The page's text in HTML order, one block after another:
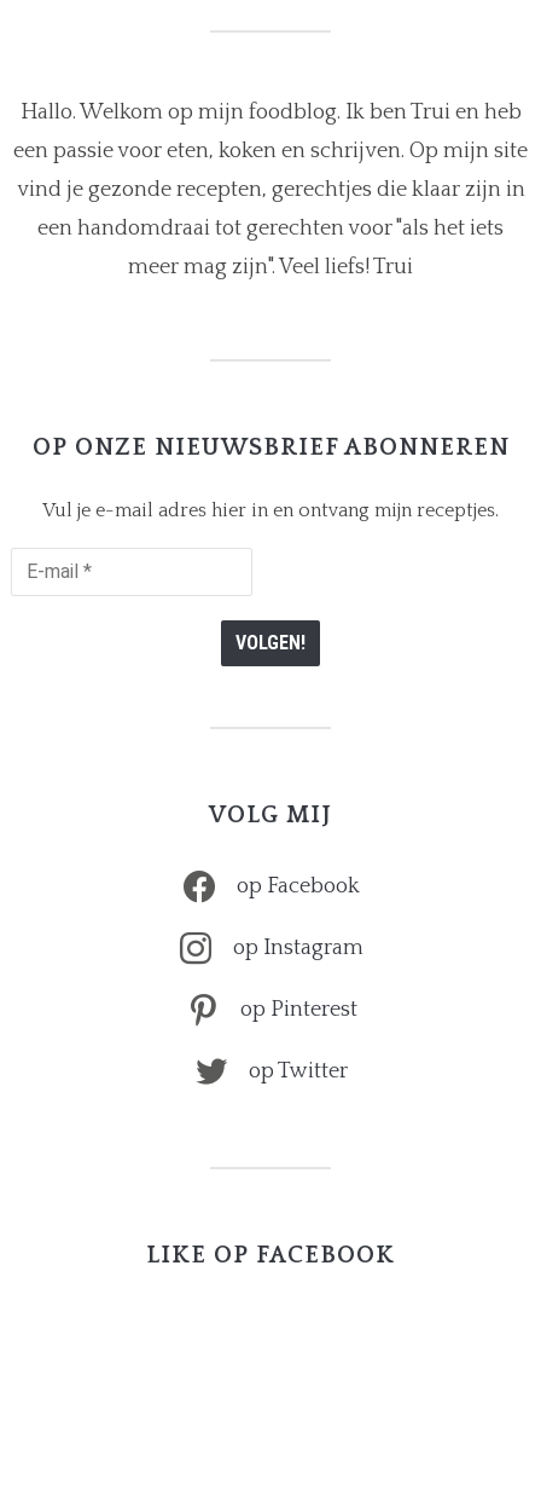
Hallo. Welkom op mijn foodblog. Ik ben Trui en heb
een passie voor eten, koken en schrijven. Op mijn site
vind je gezonde recepten, gerechtjes die klaar zijn in
een handomdraai tot gerechten voor "als het iets
meer mag zijn". Veel liefs! Trui
OP ONZE NIEUWSBRIEF ABONNEREN
Vul je e-mail adres hier in en ontvang mijn receptjes.
E-
VOLG MIJ
op Facebook
op Instagram
op Pinterest
op Twitter
LIKE OP FACEBOOK